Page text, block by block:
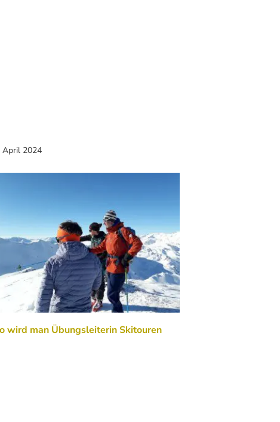
April 2024
wird man Übungsleiterin Skitouren